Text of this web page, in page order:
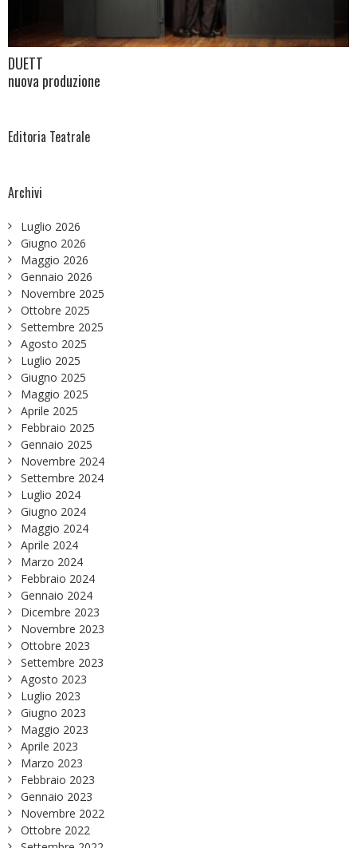
DUETT
nuova produzione
Editoria Teatrale
Archivi
Luglio 2026
Giugno 2026
Maggio 2026
Gennaio 2026
Novembre 2025
Ottobre 2025
Settembre 2025
Agosto 2025
Luglio 2025
Giugno 2025
Maggio 2025
Aprile 2025
Febbraio 2025
Gennaio 2025
Novembre 2024
Settembre 2024
Luglio 2024
Giugno 2024
Maggio 2024
Aprile 2024
Marzo 2024
Febbraio 2024
Gennaio 2024
Dicembre 2023
Novembre 2023
Ottobre 2023
Settembre 2023
Agosto 2023
Luglio 2023
Giugno 2023
Maggio 2023
Aprile 2023
Marzo 2023
Febbraio 2023
Gennaio 2023
Novembre 2022
Ottobre 2022